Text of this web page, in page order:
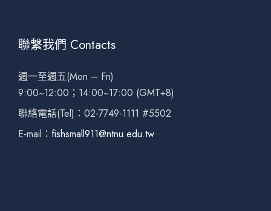
聯繫我們 Contacts
週一至週五(Mon – Fri)
9:00~12:00；14:00~17:00 (GMT+8)
聯絡電話(Tel)：02-7749-1111 #5502
E-mail： fishsmall911@ntnu.edu.tw